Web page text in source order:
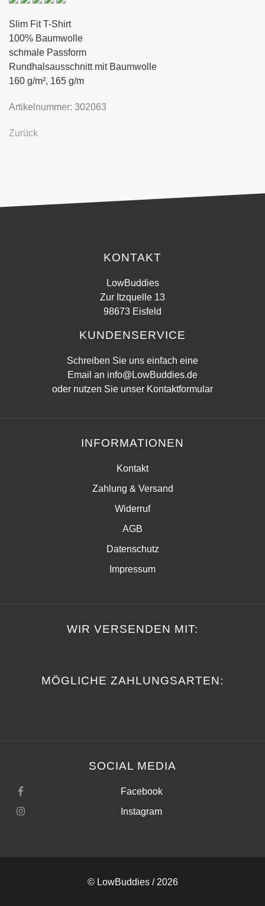
Slim Fit T-Shirt
100% Baumwolle
schmale Passform
Rundhalsausschnitt mit Baumwolle
160 g/m², 165 g/m
Artikelnummer: 302063
Zurück
KONTAKT
LowBuddies
Zur Itzquelle 13
98673 Eisfeld
KUNDENSERVICE
Schreiben Sie uns einfach eine
Email an info@LowBuddies.de
oder nutzen Sie unser Kontaktformular
INFORMATIONEN
Kontakt
Zahlung & Versand
Widerruf
AGB
Datenschutz
Impressum
WIR VERSENDEN MIT:
MÖGLICHE ZAHLUNGSARTEN:
SOCIAL MEDIA
Facebook
Instagram
© LowBuddies/ 2026